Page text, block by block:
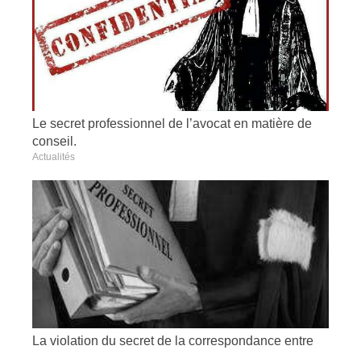
Le secret professionnel de l’avocat en matière de
conseil.
Actualités
La violation du secret de la correspondance entre